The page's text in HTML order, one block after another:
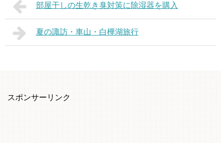
部屋干しの生乾き臭対策に除湿器を購入
夏の諏訪・車山・白樺湖旅行
スポンサーリンク